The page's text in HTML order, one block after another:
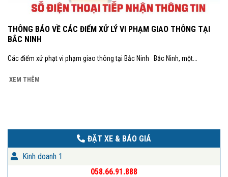
THÔNG BÁO VỀ CÁC ĐIỂM XỬ LÝ VI PHẠM GIAO THÔNG TẠI
BẮC NINH
Các điểm xử phạt vi phạm giao thông tại Bắc Ninh Bắc Ninh, một...
XEM THÊM
ĐẶT XE & BÁO GIÁ
Kinh doanh 1
058.66.91.888